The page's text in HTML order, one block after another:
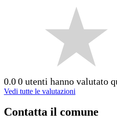
0.00 utenti hanno valutato
Vedi tutte le valutazioni
Contatta il comune